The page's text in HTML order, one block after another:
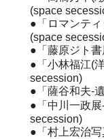
(space
●「ロマンテ
(space
●「藤原ジト
●「小林福江(
secession)
●「薩谷和夫-
●「中川一政
secession)
●「村上宏治